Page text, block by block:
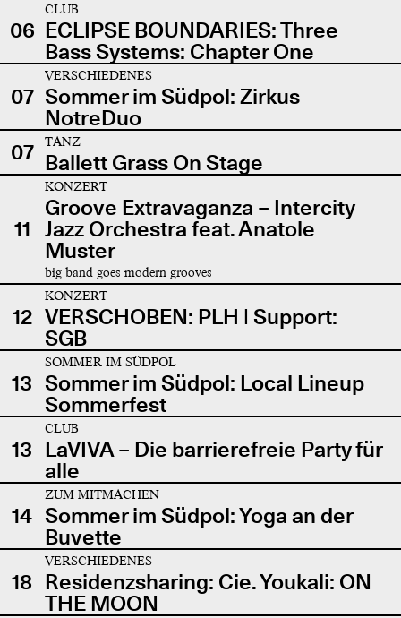
06
CLUB
ECLIPSE BOUNDARIES: Three
Bass Systems: Chapter One
07
VERSCHIEDENES
Sommer im Südpol: Zirkus
NotreDuo
07
TANZ
Ballett Grass On Stage
11
KONZERT
Groove Extravaganza – Intercity
Jazz Orchestra feat. Anatole
Muster
big band goes modern grooves
12
KONZERT
VERSCHOBEN: PLH | Support:
SGB
13
SOMMER IM SÜDPOL
Sommer im Südpol: Local Lineup
Sommerfest
13
CLUB
LaVIVA – Die barrierefreie Party für
alle
14
ZUM MITMACHEN
Sommer im Südpol: Yoga an der
Buvette
18
VERSCHIEDENES
Residenzsharing: Cie. Youkali: ON
THE MOON